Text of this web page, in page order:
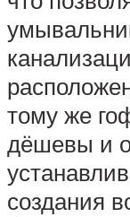
тому же
дёшевы и
создания